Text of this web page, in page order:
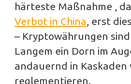
härteste Maßnahme ,
Verbot in China, erst
– Kryptowährungen
Langem ein Dorn im
andauernd in Kaskaden
reglementieren.